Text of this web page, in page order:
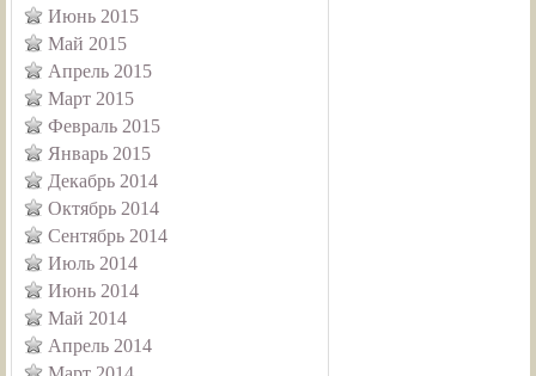
Июнь 2015
Май 2015
Апрель 2015
Март 2015
Февраль 2015
Январь 2015
Декабрь 2014
Октябрь 2014
Сентябрь 2014
Июль 2014
Июнь 2014
Май 2014
Апрель 2014